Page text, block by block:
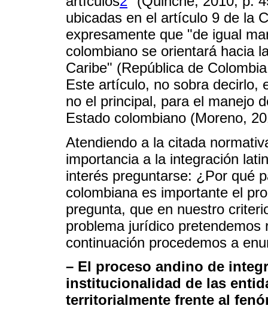
ubicadas en el artículo 9 de la
expresamente que "de igual
colombiano se orientará hacia
Caribe" (República de
Este artículo, no sobra decirlo,
no el principal, para el manejo
Estado colombiano (Moreno,
Atendiendo a la citada
importancia a la integración
interés preguntarse: ¿Por qué
colombiana es importante el
pregunta, que en nuestro
problema jurídico
continuación procedemos a
– El proceso andino de
institucionalidad de las
territorialmente frente al